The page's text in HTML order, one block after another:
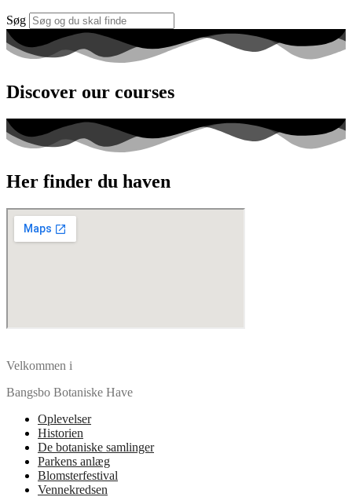
Søg
Discover our courses
Her finder du haven
Velkommen i
Bangsbo Botaniske Have
Oplevelser
Historien
De botaniske samlinger
Parkens anlæg
Blomsterfestival
Vennekredsen